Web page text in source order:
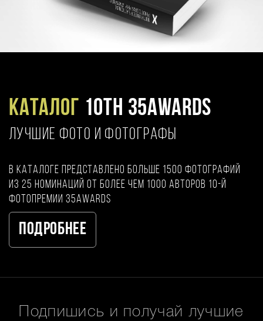
Каталог 10TH 35AWARDS
ЛУЧШИЕ ФОТО И ФОТОГРАФЫ
В каталоге представлено больше 1500 фотографий
из 25 номинаций от более чем 1000 авторов 10-й
фотопремии 35AWARDS
Подробнее
Подпишись и получай лучшие